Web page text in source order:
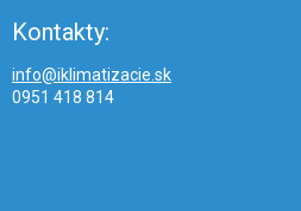
Kontakty:
info@iklimatizacie.sk
0951 418 814